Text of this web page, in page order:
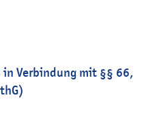
Verbindung mit §§ 66,